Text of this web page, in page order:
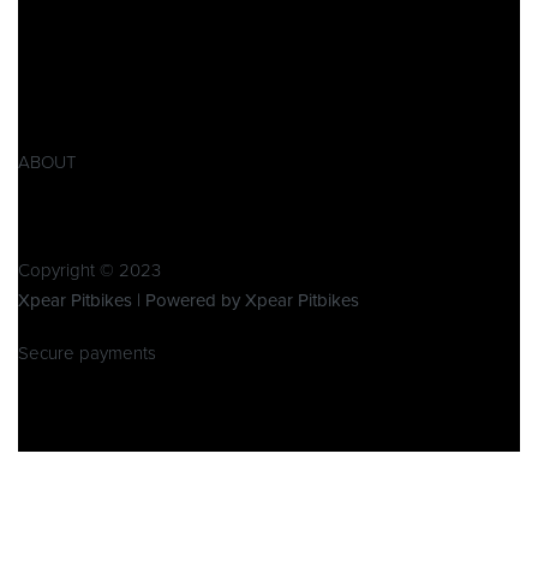
ABOUT
Copyright © 2023
Xpear Pitbikes | Powered by Xpear Pitbikes
Secure payments